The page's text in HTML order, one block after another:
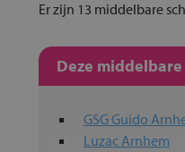
Er zijn 13 middelbare
Deze
GSG Guido
Luzac Arnhem